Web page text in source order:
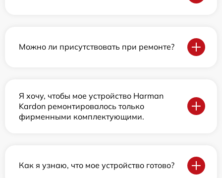
Можно ли присутствовать при ремонте?
Я хочу, чтобы мое устройство Harman
Kardon ремонтировалось только
фирменными комплектующими.
Как я узнаю, что мое устройство готово?